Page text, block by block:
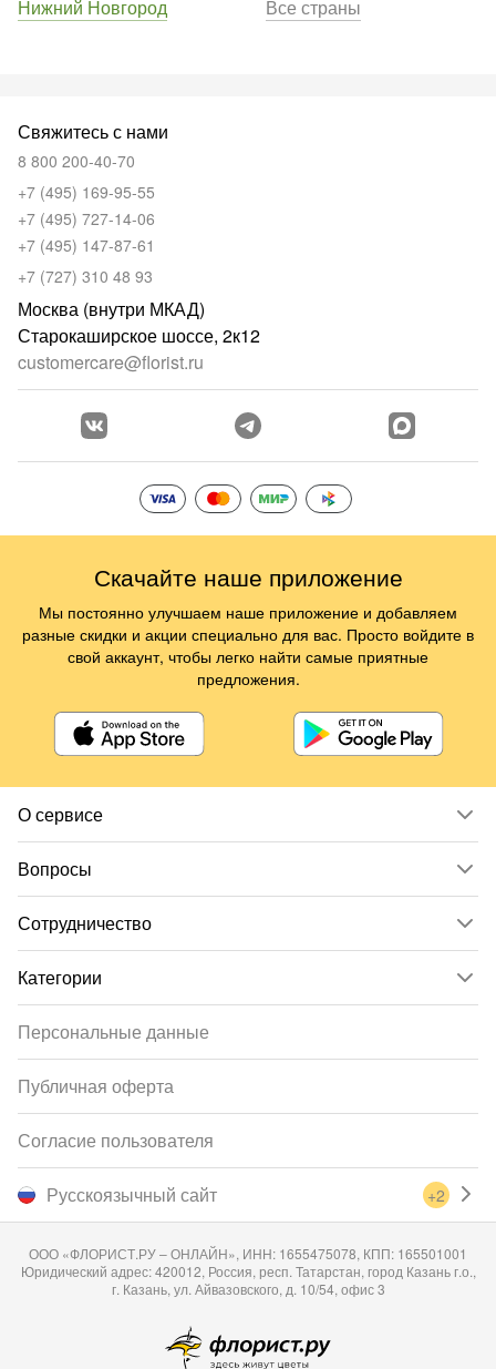
Нижний Новгород
Все страны
О сервисе
Вопросы
Сотрудничество
Категории
Свяжитесь с нами
8 800 200-40-70
+7 (495) 169-95-55
+7 (495) 727-14-06
+7 (495) 147-87-61
+7 (727) 310 48 93
Москва (внутри МКАД)
Старокаширское шоссе, 2к12
customercare@florist.ru
Русскоязычный сайт +2
Персональные данные
Публичная оферта
Согласие пользователя
ООО «ФЛОРИСТ.РУ – ОНЛАЙН», ИНН: 1655475078, КПП: 165501001
Юридический адрес: 420012, Россия, респ. Татарстан, город Казань г.о.,
г. Казань, ул. Айвазовского, д. 10/54, офис 3
Скачайте наше приложение
Мы постоянно улучшаем наше приложение и добавляем
разные скидки и акции специально для вас. Просто войдите в
свой аккаунт, чтобы легко найти самые приятные
предложения.